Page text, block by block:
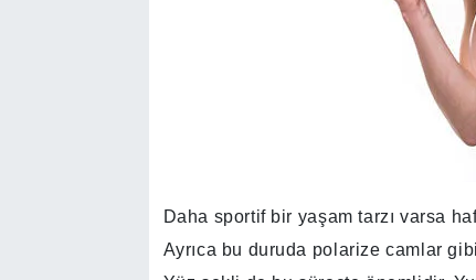
Daha sportif bir yaşam tarzı varsa
Ayrıca bu duruda polarize camlar